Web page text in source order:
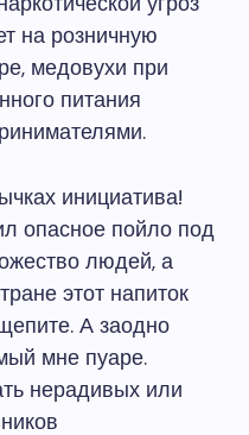
на розничную
медовухи при
питания
инициатива!
опасное пойло под
людей, а
этот напиток
А заодно
мне пуаре.
нерадивых или